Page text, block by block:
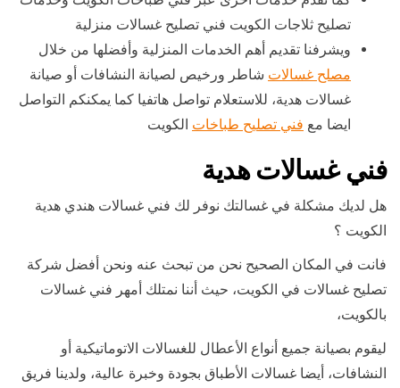
تصليح ثلاجات الكويت فني تصليح غسالات منزلية
ويشرفنا تقديم أهم الخدمات المنزلية وأفضلها من خلال
مصلح غسالات شاطر ورخيص لصيانة النشافات أو صيانة
غسالات هدية، للاستعلام تواصل هاتفيا كما يمكنكم التواصل
ايضا مع فني تصليح طباخات الكويت
فني غسالات هدية
هل لديك مشكلة في غسالتك نوفر لك فني غسالات هندي هدية
الكويت ؟
فانت في المكان الصحيح نحن من تبحث عنه ونحن أفضل شركة
تصليح غسالات في الكويت، حيث أننا نمتلك أمهر فني غسالات
بالكويت،
ليقوم بصيانة جميع أنواع الأعطال للغسالات الاتوماتيكية أو
النشافات، أيضا غسالات الأطباق بجودة وخبرة عالية، ولدينا فريق